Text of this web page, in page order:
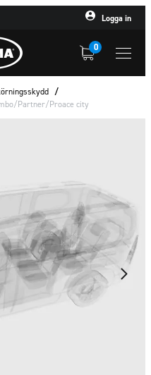
Logga in
0
/
Partner/Proace city